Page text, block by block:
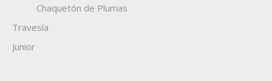
Chaquetón de Plumas
Travesía
Junior